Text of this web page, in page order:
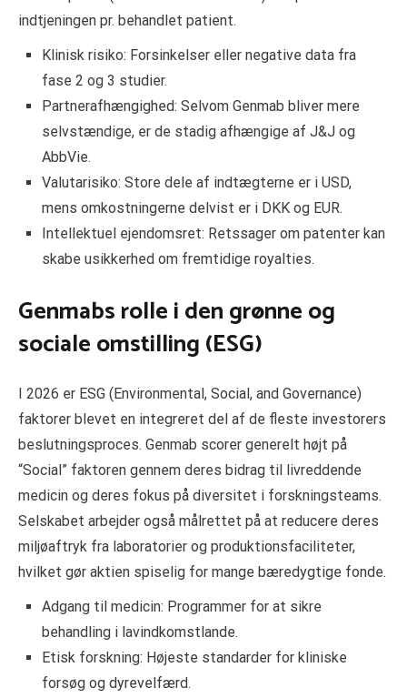
indtjeningen pr. behandlet patient.
Klinisk risiko: Forsinkelser eller negative data fra
fase 2 og 3 studier.
Partnerafhængighed: Selvom Genmab bliver mere
selvstændige, er de stadig afhængige af J&J og
AbbVie.
Valutarisiko: Store dele af indtægterne er i USD,
mens omkostningerne delvist er i DKK og EUR.
Intellektuel ejendomsret: Retssager om patenter kan
skabe usikkerhed om fremtidige royalties.
Genmabs rolle i den grønne og
sociale omstilling (ESG)
I 2026 er ESG (Environmental, Social, and Governance)
faktorer blevet en integreret del af de fleste investorers
beslutningsproces. Genmab scorer generelt højt på
“Social” faktoren gennem deres bidrag til livreddende
medicin og deres fokus på diversitet i forskningsteams.
Selskabet arbejder også målrettet på at reducere deres
miljøaftryk fra laboratorier og produktionsfaciliteter,
hvilket gør aktien spiselig for mange bæredygtige fonde.
Adgang til medicin: Programmer for at sikre
behandling i lavindkomstlande.
Etisk forskning: Højeste standarder for kliniske
forsøg og dyrevelfærd.